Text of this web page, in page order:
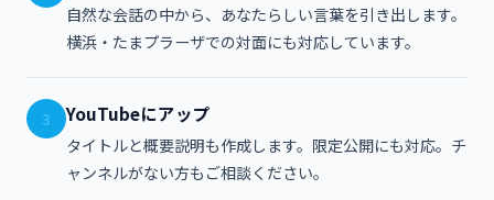
自然な会話の中から、あなたらしい言葉を引き出します。
横浜・たまプラーザでの対面にも対応しています。
3 YouTubeにアップ
タイトルと概要説明も作成します。限定公開にも対応。チ
ャンネルがない方もご相談ください。